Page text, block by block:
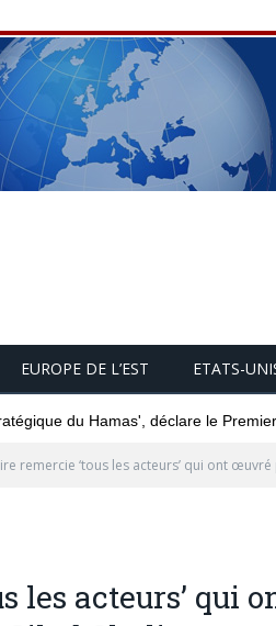
EUROPE DE L’EST ETATS-
du Hamas', déclare le
remercie ‘tous les acteurs’ qui ont
les acteurs’ qui